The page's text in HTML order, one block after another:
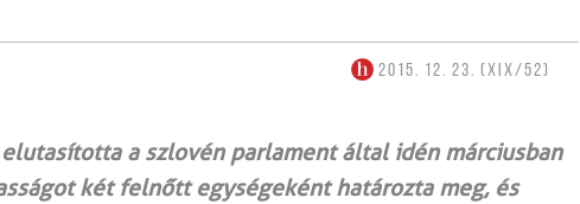
2015. 12. 23. (XIX/52)
a szlovén parlament által idén márciusban
két felnőtt egységeként határozta meg, és